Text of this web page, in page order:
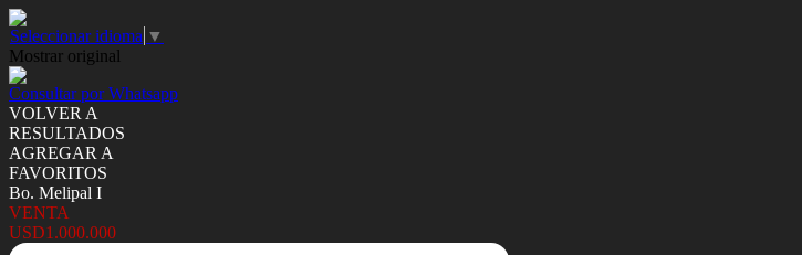
Seleccionar idioma ▼
Mostrar original
Consultar por Whatsapp
VOLVER A
RESULTADOS
AGREGAR A
FAVORITOS
Bo. Melipal I
VENTA
USD1.000.000